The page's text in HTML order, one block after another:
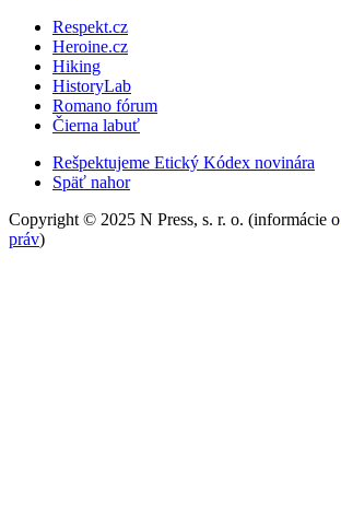
Respekt.cz
Heroine.cz
Hiking
HistoryLab
Romano fórum
Čierna labuť
Rešpektujeme Etický Kódex novinára
Späť nahor
Copyright © 2025 N Press, s. r. o. (informácie o
práv)